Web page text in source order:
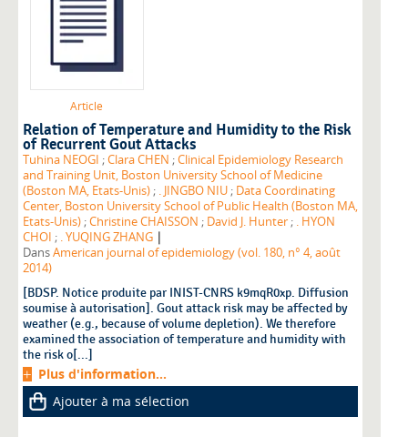
Article
Relation of Temperature and Humidity to the Risk
of Recurrent Gout Attacks
Tuhina NEOGI ;Clara CHEN ;Clinical Epidemiology Research
and Training Unit, Boston University School of Medicine
(Boston MA, Etats-Unis) ; . JINGBO NIU ; Data Coordinating
Center, Boston University School of Public Health (Boston MA,
Etats-Unis) ;Christine CHAISSON ; David J. Hunter ; . HYON
CHOI ; . YUQING ZHANG |
DansAmerican journal of epidemiology (vol. 180, n° 4, août
2014)
[BDSP. Notice produite par INIST-CNRS k9mqR0xp. Diffusion
soumise à autorisation]. Gout attack risk may be affected by
weather (e.g., because of volume depletion). We therefore
examined the association of temperature and humidity with
the risk o[...]
Plus d'information...
Ajouter à ma sélection